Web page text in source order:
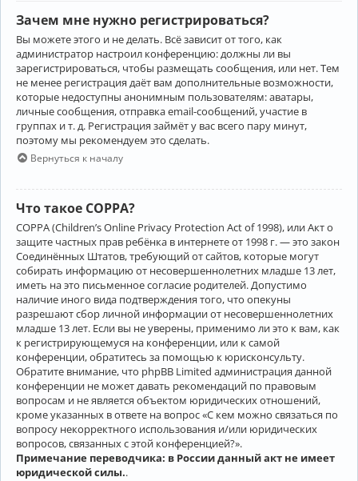
Зачем мне нужно регистрироваться?
Вы можете этого и не делать. Всё зависит от того, как
администратор настроил конференцию: должны ли вы
зарегистрироваться, чтобы размещать сообщения, или нет. Тем
не менее регистрация даёт вам дополнительные возможности,
которые недоступны анонимным пользователям: аватары,
личные сообщения, отправка email-сообщений, участие в
группах и т. д. Регистрация займёт у вас всего пару минут,
поэтому мы рекомендуем это сделать.
Вернуться к началу
Что такое COPPA?
COPPA (Children’s Online Privacy Protection Act of 1998), или Акт о
защите частных прав ребёнка в интернете от 1998 г. — это закон
Соединённых Штатов, требующий от сайтов, которые могут
собирать информацию от несовершеннолетних младше 13 лет,
иметь на это письменное согласие родителей. Допустимо
наличие иного вида подтверждения того, что опекуны
разрешают сбор личной информации от несовершеннолетних
младше 13 лет. Если вы не уверены, применимо ли это к вам, как
к регистрирующемуся на конференции, или к самой
конференции, обратитесь за помощью к юрисконсульту.
Обратите внимание, что phpBB Limited администрация данной
конференции не может давать рекомендаций по правовым
вопросам и не является объектом юридических отношений,
кроме указанных в ответе на вопрос «С кем можно связаться по
вопросу некорректного использования и/или юридических
вопросов, связанных с этой конференцией?».
Примечание переводчика: в России данный акт не имеет
юридической силы..